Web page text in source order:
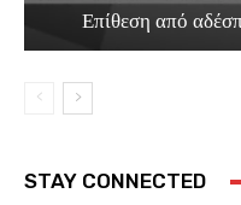
Επίθεση από
STAY CONNECTED